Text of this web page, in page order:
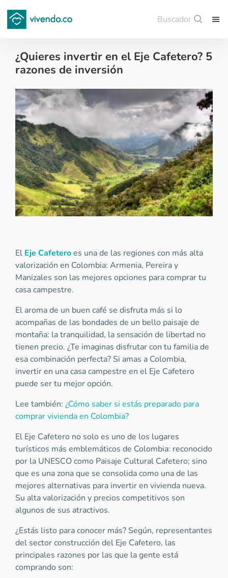
Buscador
¿Quieres invertir en el Eje Cafetero? 5
razones de inversión
Colombianos en el exterior - 2018-11-28
El Eje Cafeteroes una de las regiones con más alta
valorización en Colombia: Armenia, Pereira y
Manizales son las mejores opciones para comprar tu
casa campestre.
El aroma de un buen café se disfruta más si lo
acompañas de las bondades de un bello paisaje de
montaña: la tranquilidad, la sensación de libertad no
tienen precio. ¿Te imaginas disfrutar con tu familia de
esa combinación perfecta? Si amas a Colombia,
invertir en una casa campestre en el Eje Cafetero
puede ser tu mejor opción.
Lee también: ¿Cómo saber si estás preparado para
comprar vivienda en Colombia?
El Eje Cafetero no solo es uno de los lugares
turísticos más emblemáticos de Colombia: reconocido
por la UNESCO como Paisaje Cultural Cafetero; sino
que es una zona que se consolida como una de las
mejores alternativas para invertir en vivienda nueva.
Su alta valorización y precios competitivos son
algunos de sus atractivos.
¿Estás listo para conocer más? Según, representantes
del sector construcción del Eje Cafetero, las
principales razones por las que la gente está
comprando son:
Guardar